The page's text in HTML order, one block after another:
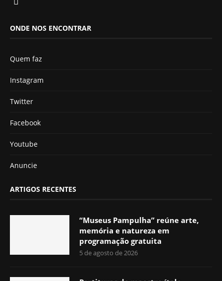
ONDE NOS ENCONTRAR
Quem faz
Instagram
Twitter
Facebook
Youtube
Anuncie
ARTIGOS RECENTES
“Museus Pampulha” reúne arte,
memória e natureza em
programação gratuita
5 de agosto de 2026